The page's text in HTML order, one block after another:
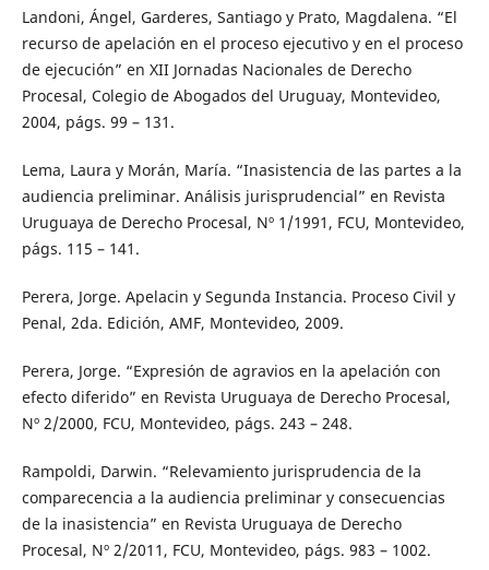
Landoni, Ángel, Garderes, Santiago y Prato, Magdalena. “El
recurso de apelación en el proceso ejecutivo y en el proceso
de ejecución” en XII Jornadas Nacionales de Derecho
Procesal, Colegio de Abogados del Uruguay, Montevideo,
2004, págs. 99 – 131.
Lema, Laura y Morán, María. “Inasistencia de las partes a la
audiencia preliminar. Análisis jurisprudencial” en Revista
Uruguaya de Derecho Procesal, Nº 1/1991, FCU, Montevideo,
págs. 115 – 141.
Perera, Jorge. Apelacin y Segunda Instancia. Proceso Civil y
Penal, 2da. Edición, AMF, Montevideo, 2009.
Perera, Jorge. “Expresión de agravios en la apelación con
efecto diferido” en Revista Uruguaya de Derecho Procesal,
Nº 2/2000, FCU, Montevideo, págs. 243 – 248.
Rampoldi, Darwin. “Relevamiento jurisprudencia de la
comparecencia a la audiencia preliminar y consecuencias
de la inasistencia” en Revista Uruguaya de Derecho
Procesal, Nº 2/2011, FCU, Montevideo, págs. 983 – 1002.